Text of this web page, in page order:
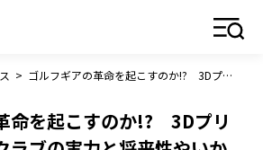
> ゴルフギアの革命を起こすのか!? 3Dプリンタが生んだクラブの実力と将来性やいかに
命を起こすのか!? 3Dプリ